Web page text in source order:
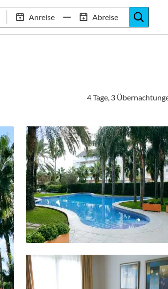
Anreise Abreise
20+ Jahre Trainingslager-Expertise
4 Tage, 3